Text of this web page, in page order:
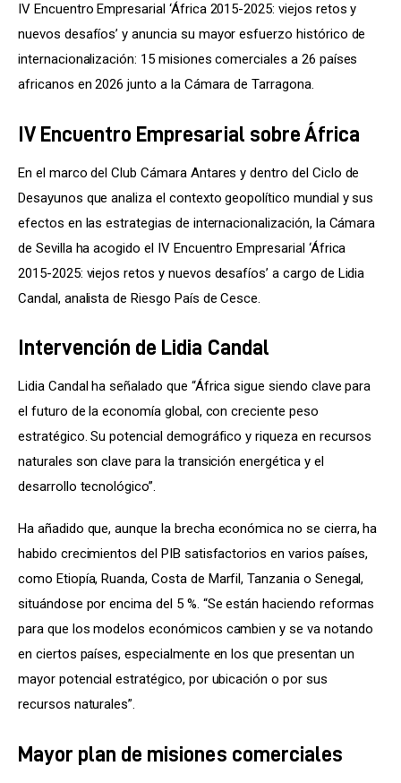
IV Encuentro Empresarial ‘África 2015-2025: viejos retos y
nuevos desafíos’ y anuncia su mayor esfuerzo histórico de
internacionalización: 15 misiones comerciales a 26 países
africanos en 2026 junto a la Cámara de Tarragona.
IV Encuentro Empresarial sobre África
En el marco del Club Cámara Antares y dentro del Ciclo de
Desayunos que analiza el contexto geopolítico mundial y sus
efectos en las estrategias de internacionalización, la Cámara
de Sevilla ha acogido el IV Encuentro Empresarial ‘África
2015-2025: viejos retos y nuevos desafíos’ a cargo de Lidia
Candal, analista de Riesgo País de Cesce.
Intervención de Lidia Candal
Lidia Candal ha señalado que “África sigue siendo clave para
el futuro de la economía global, con creciente peso
estratégico. Su potencial demográfico y riqueza en recursos
naturales son clave para la transición energética y el
desarrollo tecnológico”.
Ha añadido que, aunque la brecha económica no se cierra, ha
habido crecimientos del PIB satisfactorios en varios países,
como Etiopía, Ruanda, Costa de Marfil, Tanzania o Senegal,
situándose por encima del 5 %. “Se están haciendo reformas
para que los modelos económicos cambien y se va notando
en ciertos países, especialmente en los que presentan un
mayor potencial estratégico, por ubicación o por sus
recursos naturales”.
Mayor plan de misiones comerciales